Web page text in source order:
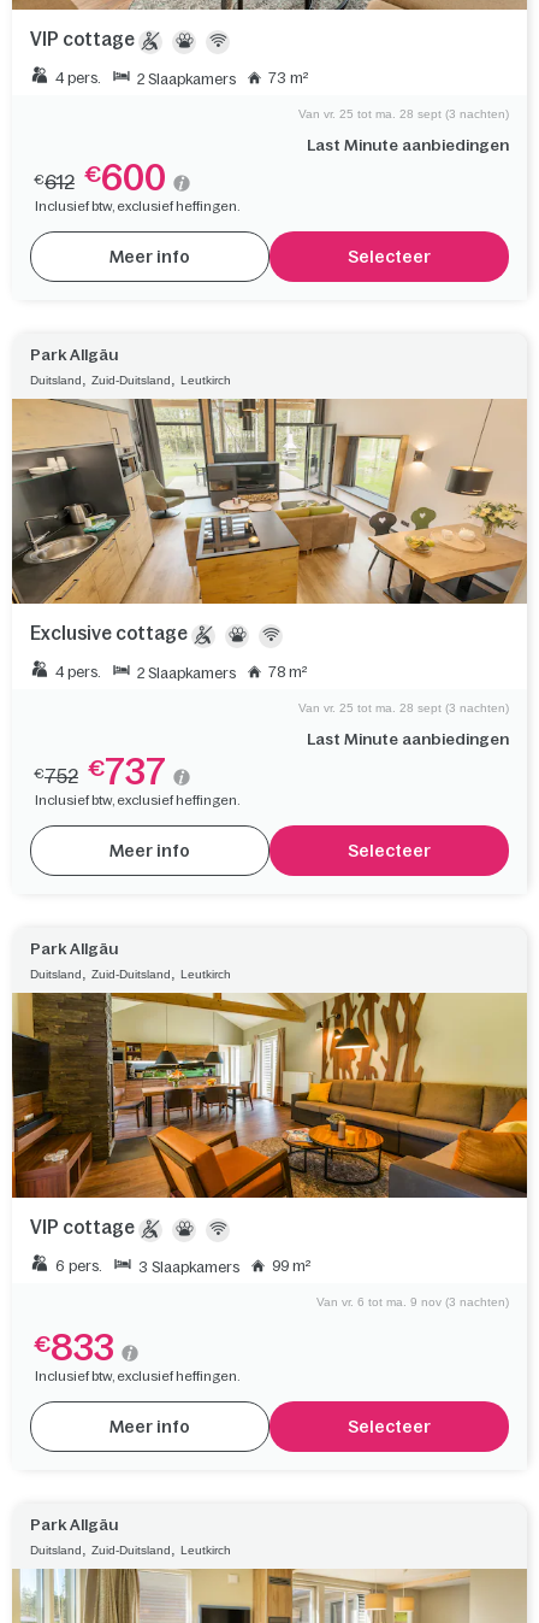
VIP cottage
4 pers. 2 Slaapkamers 73 m²
Last Minute aanbiedingen
Van vr. 25 tot ma. 28 sept (3 nachten)
€612 €600
Inclusief btw, exclusief heffingen.
Meer info Selecteer
Park Allgäu
Duitsland Zuid-Duitsland Leutkirch
Exclusive cottage
4 pers. 2 Slaapkamers 78 m²
Last Minute aanbiedingen
Van vr. 25 tot ma. 28 sept (3 nachten)
€752 €737
Inclusief btw, exclusief heffingen.
Meer info Selecteer
Park Allgäu
Duitsland Zuid-Duitsland Leutkirch
VIP cottage
6 pers. 3 Slaapkamers 99 m²
Van vr. 6 tot ma. 9 nov (3 nachten)
€833
Inclusief btw, exclusief heffingen.
Meer info Selecteer
Park Allgäu
Duitsland, Zuid-Duitsland, Leutkirch